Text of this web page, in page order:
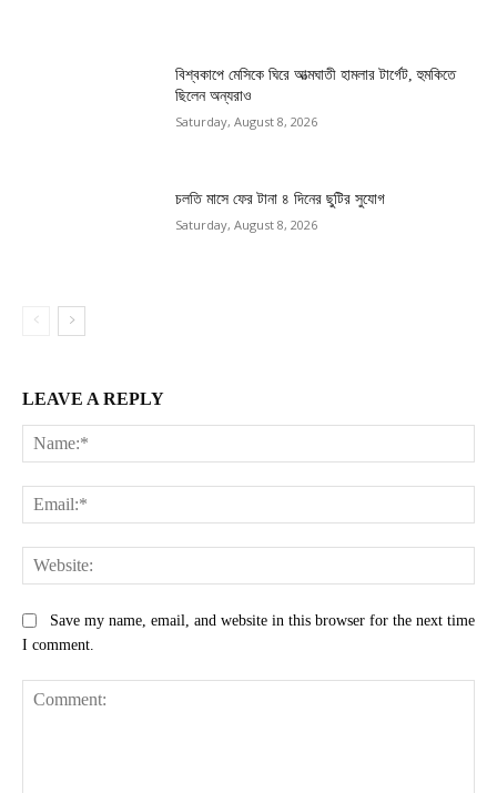
বিশ্বকাপে মেসিকে ঘিরে আত্মঘাতী হামলার টার্গেট, হুমকিতে
ছিলেন অন্যরাও
Saturday, August 8, 2026
চলতি মাসে ফের টানা ৪ দিনের ছুটির সুযোগ
Saturday, August 8, 2026
LEAVE A REPLY
Save my name, email, and website in this browser for the next time
I comment.